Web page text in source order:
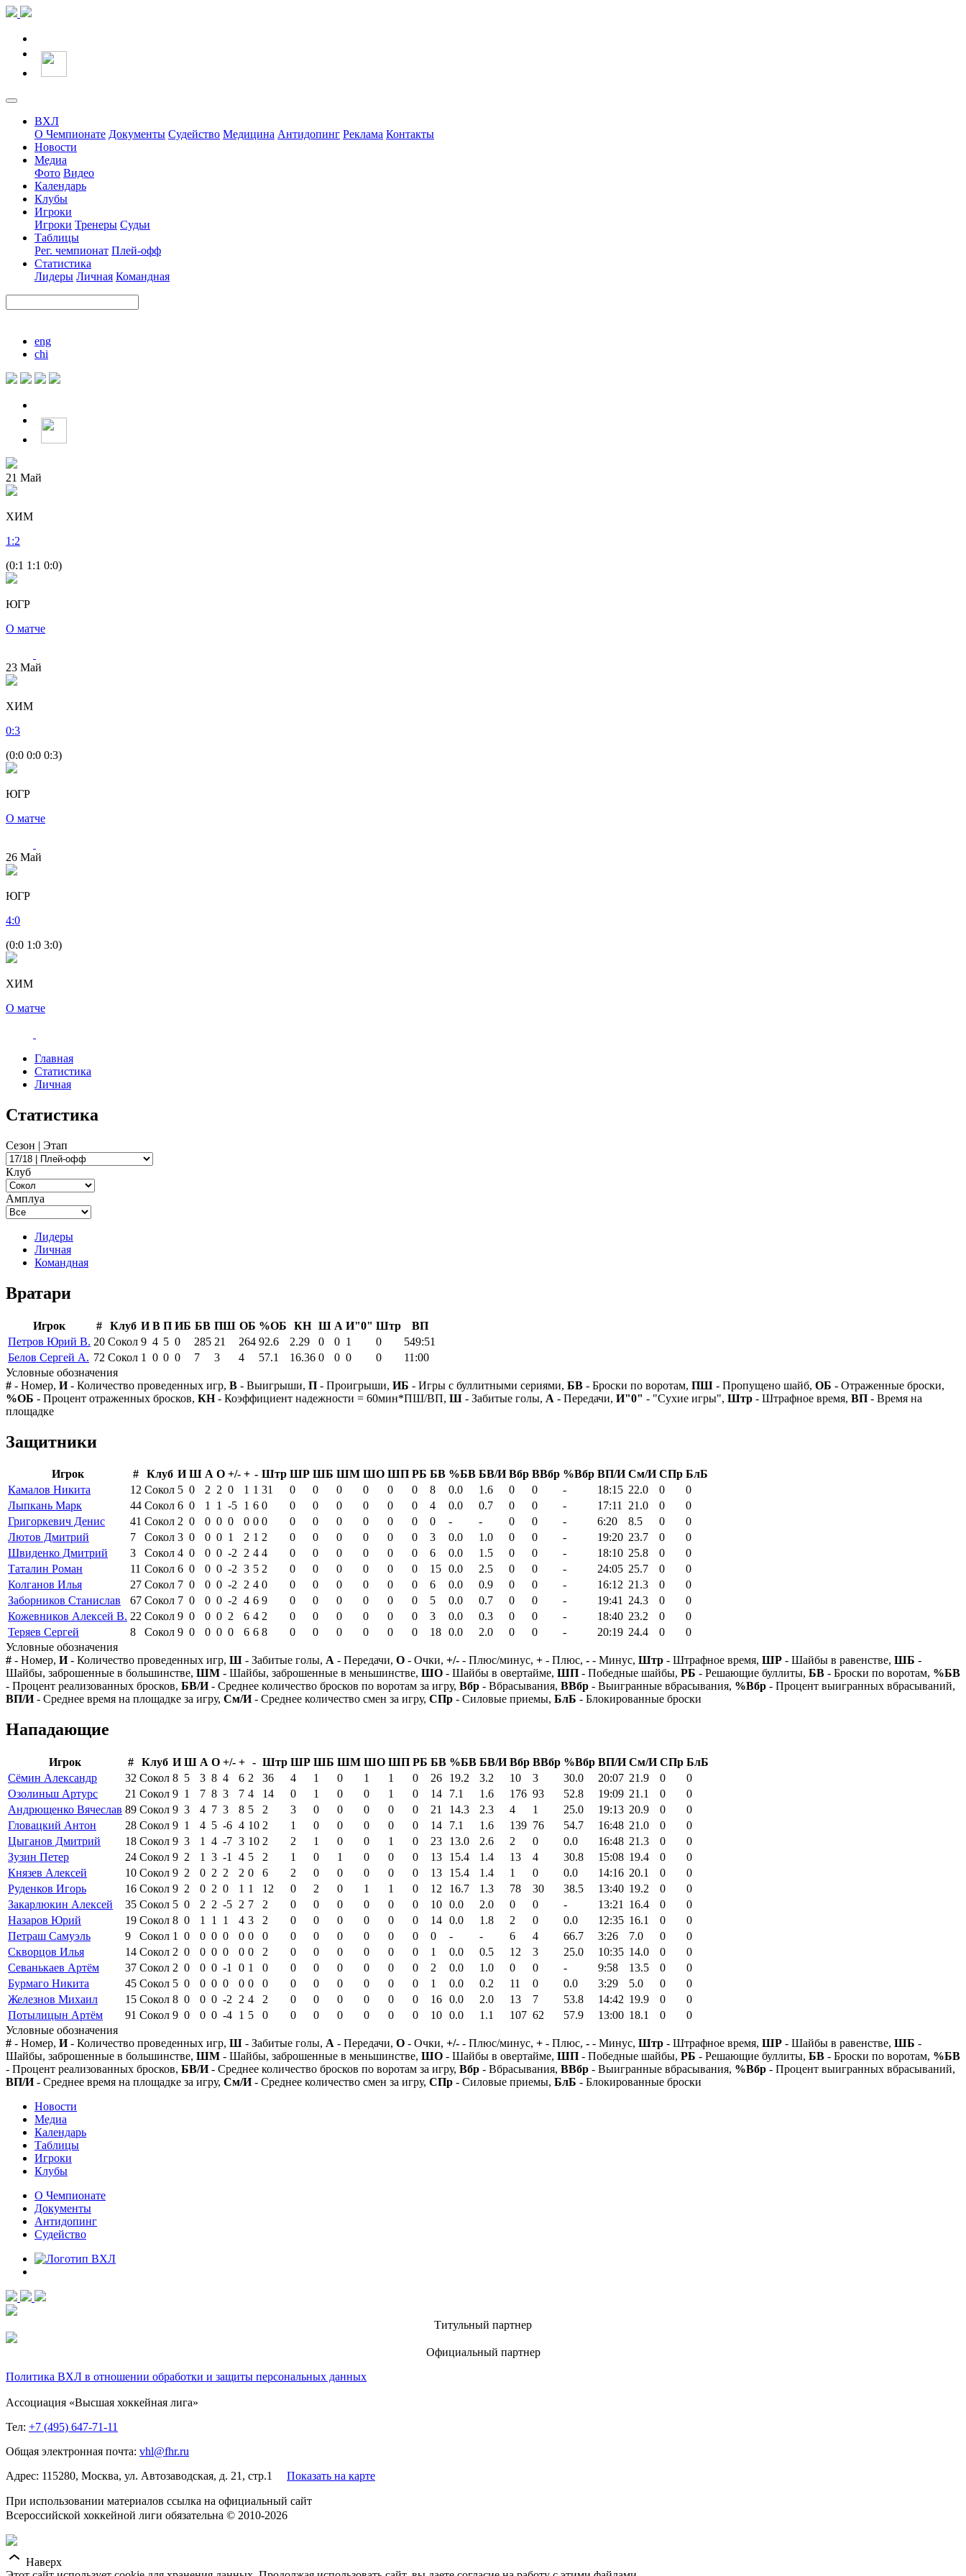
ВХЛ
О Чемпионате Документы Судейство Медицина Антидопинг Реклама Контакты
Новости
Медиа
Фото Видео
Календарь
Клубы
Игроки
Игроки Тренеры Судьи
Таблицы
Рег. чемпионат Плей-офф
Статистика
Лидеры Личная Командная
eng
chi
21 Май
ХИМ
1 :2
(0:1 1:1 0:0)
ЮГР
О матче
23 Май
ХИМ
0:3
(0:0 0:0 0:3)
ЮГР
О матче
26 Май
ЮГР
4:0
(0:0 1:0 3:0)
ХИМ
О матче
Главная
Статистика
Личная
Статистика
Сезон | Этап
Клуб
Амплуа
Лидеры
Личная
Командная
Вратари
Игрок # Клуб И В П ИБ БВ ПШ ОБ %ОБ КН Ш А И"0" Штр
ВП
Петров Юрий В. 20 Сокол 9 4 5 0 285 21 264 92.6 2.29 0 0 1 0
549:51
Белов Сергей А. 72 Сокол 1 0 0 0 7 3 4 57.1 16.36 0 0 0 0
11:00
Условные обозначения
# - Номер, И- Количество проведенных игр, В - Выигрыши, П - Проигрыши, ИБ - Игры с буллитными сериями, БВ - Броски по воротам, ПШ - Пропущено шайб, ОБ - Отраженные броски,
%ОБ - Процент отраженных бросков, КН- Коэффициент надежности = 60мин*ПШ/ВП, Ш - Забитые голы, А - Передачи, И"0" - "Сухие игры", Штр - Штрафное время, ВП - Время на
площадке
Защитники
Игрок # Клуб И Ш А О +/- + - Штр ШР ШБ ШМ ШО ШП РБ БВ %БВ БВ/И Вбр ВВбр %Вбр ВП/И См/И СПр БлБ
Камалов Никита
12 Сокол 5 0 2 2 0 1 1 31 0 0 0 0 0 0 8 0.0 1.6 0 0 - 18:15 22.0 0
0
Лыпкань Марк
44 Сокол 6 0 1 1 -5 1 6 0 0 0 0 0 0 0 4 0.0 0.7 0 0 - 17:11 21.0 0
0
Григоркевич Денис
41 Сокол 2 0 0 0 0 0 0 0 0 0 0 0 0 0 0 - - 0 0 - 6:20 8.5 0
0
Лютов Дмитрий
7 Сокол 3 0 0 0 1 2 1 2 0 0 0 0 0 0 3 0.0 1.0 0 0 - 19:20 23.7 0
0
Швиденко Дмитрий
3 Сокол 4 0 0 0 -2 2 4 4 0 0 0 0 0 0 6 0.0 1.5 0 0 - 18:10 25.8 0
0
Таталин Роман
11 Сокол 6 0 0 0 -2 3 5 2 0 0 0 0 0 0 15 0.0 2.5 0 0 - 24:05 25.7 0
0
Колганов Илья
27 Сокол 7 0 0 0 -2 2 4 0 0 0 0 0 0 0 6 0.0 0.9 0 0 - 16:12 21.3 0
0
Заборников Станислав
67 Сокол 7 0 0 0 -2 4 6 9 0 0 0 0 0 0 5 0.0 0.7 0 0 - 19:41 24.3 0
0
Кожевников Алексей В. 22 Сокол 9 0 0 0 2 6 4 2 0 0 0 0 0 0 3 0.0 0.3 0 0 - 18:40 23.2 0
0
Теряев Сергей
8 Сокол 9 0 0 0 0 6 6 8 0 0 0 0 0 0 18 0.0 2.0 0 0 - 20:19 24.4 0
0
Условные обозначения
# - Номер, И- Количество проведенных игр, Ш - Забитые голы, А - Передачи, О - Очки, +/- - Плюс/минус, + - Плюс, - - Минус, Штр - Штрафное время, ШР - Шайбы в равенстве, ШБ -
Шайбы, заброшенные в большинстве, ШМ - Шайбы, заброшенные в меньшинстве, ШО - Шайбы в овертайме, ШП - Победные шайбы, РБ - Решающие буллиты, БВ - Броски по воротам, %БВ
- Процент реализованных бросков, БВ/И- Среднее количество бросков по воротам за игру, Вбр - Вбрасывания, ВВбр - Выигранные вбрасывания, %Вбр - Процент выигранных вбрасываний,
ВП/И- Среднее время на площадке за игру, См/И- Среднее количество смен за игру, СПр - Силовые приемы, БлБ - Блокированные броски
Нападающие
Игрок # Клуб И Ш А О +/- + - Штр ШР ШБ ШМ ШО ШП РБ БВ %БВ БВ/И Вбр ВВбр %Вбр ВП/И См/И СПр БлБ
Сёмин Александр
32 Сокол 8 5 3 8 4 6 2 36 4 1 0 1 1 0 26 19.2 3.2 10 3 30.0 20:07 21.9 0
0
Озолиньш Артурс
21 Сокол 9 1 7 8 3 7 4 14 0 1 0 0 1 0 14 7.1 1.6 176 93 52.8 19:09 21.1 0
0
Андрющенко Вячеслав 89 Сокол 9 3 4 7 3 8 5 2 3 0 0 0 0 0 21 14.3 2.3 4 1 25.0 19:13 20.9 0
0
Гловацкий Антон
28 Сокол 9 1 4 5 -6 4 10 2 1 0 0 0 0 0 14 7.1 1.6 139 76 54.7 16:48 21.0 0
0
Цыганов Дмитрий
18 Сокол 9 3 1 4 -7 3 10 2 2 1 0 0 1 0 23 13.0 2.6 2 0 0.0 16:48 21.3 0
0
Зузин Петер
24 Сокол 9 2 1 3 -1 4 5 2 1 0 1 0 0 0 13 15.4 1.4 13 4 30.8 15:08 19.4 0
0
Князев Алексей
10 Сокол 9 2 0 2 2 2 0 6 2 0 0 0 0 0 13 15.4 1.4 1 0 0.0 14:16 20.1 0
0
Руденков Игорь
16 Сокол 9 2 0 2 0 1 1 12 0 2 0 1 1 0 12 16.7 1.3 78 30 38.5 13:40 19.2 0
0
Закарлюкин Алексей
35 Сокол 5 0 2 2 -5 2 7 2 0 0 0 0 0 0 10 0.0 2.0 0 0 - 13:21 16.4 0
0
Назаров Юрий
19 Сокол 8 0 1 1 1 4 3 2 0 0 0 0 0 0 14 0.0 1.8 2 0 0.0 12:35 16.1 0
0
Петраш Самуэль
9 Сокол 1 0 0 0 0 0 0 0 0 0 0 0 0 0 0 - - 6 4 66.7 3:26 7.0 0
0
Скворцов Илья
14 Сокол 2 0 0 0 0 0 0 2 0 0 0 0 0 0 1 0.0 0.5 12 3 25.0 10:35 14.0 0
0
Севанькаев Артём
37 Сокол 2 0 0 0 -1 0 1 0 0 0 0 0 0 0 2 0.0 1.0 0 0 - 9:58 13.5 0
0
Бурмаго Никита
45 Сокол 5 0 0 0 0 0 0 0 0 0 0 0 0 0 1 0.0 0.2 11 0 0.0 3:29 5.0 0
0
Железнов Михаил
15 Сокол 8 0 0 0 -2 2 4 2 0 0 0 0 0 0 16 0.0 2.0 13 7 53.8 14:42 19.9 0
0
Потылицын Артём
91 Сокол 9 0 0 0 -4 1 5 0 0 0 0 0 0 0 10 0.0 1.1 107 62 57.9 13:00 18.1 0
0
Условные обозначения
# - Номер, И- Количество проведенных игр, Ш - Забитые голы, А - Передачи, О - Очки, +/- - Плюс/минус, + - Плюс, - - Минус, Штр - Штрафное время, ШР - Шайбы в равенстве, ШБ -
Шайбы, заброшенные в большинстве, ШМ - Шайбы, заброшенные в меньшинстве, ШО - Шайбы в овертайме, ШП - Победные шайбы, РБ - Решающие буллиты, БВ - Броски по воротам, %БВ
- Процент реализованных бросков, БВ/И- Среднее количество бросков по воротам за игру, Вбр - Вбрасывания, ВВбр - Выигранные вбрасывания, %Вбр - Процент выигранных вбрасываний,
ВП/И- Среднее время на площадке за игру, См/И- Среднее количество смен за игру, СПр - Силовые приемы, БлБ - Блокированные броски
Новости
Медиа
Календарь
Таблицы
Игроки
Клубы
О Чемпионате
Документы
Антидопинг
Судейство
Титульный партнер
Официальный партнер
Политика ВХЛ в отношении обработки и защиты персональных данных
Ассоциация «Высшая хоккейная лига»
Тел: +7 (495) 647-71-11
Общая электронная почта: vhl@fhr.ru
Адрес: 115280, Москва, ул. Автозаводская, д. 21, стр.1 Показать на карте
При использовании материалов ссылка на официальный сайт
Всероссийской хоккейной лиги обязательна © 2010-2026
Наверх